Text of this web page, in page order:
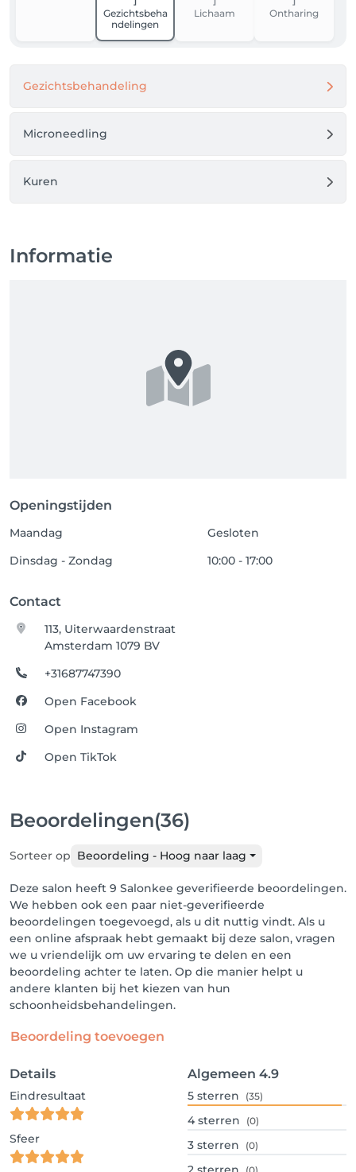
Gezichtsbeha
ndelingen
Lichaam Ontharing
Gezichtsbehandeling
Microneedling
Kuren
Informatie
Openingstijden
Maandag
Gesloten
Dinsdag - Zondag
10:00 - 17:00
Contact
113, Uiterwaardenstraat
Amsterdam 1079 BV
+31687747390
Open Facebook
Open Instagram
Open TikTok
Beoordelingen(36)
Sorteer op Beoordeling - Hoog naar laag
Deze salon heeft 9 Salonkee geverifieerde beoordelingen.
We hebben ook een paar niet-geverifieerde
beoordelingen toegevoegd, als u dit nuttig vindt. Als u
een online afspraak hebt gemaakt bij deze salon, vragen
we u vriendelijk om uw ervaring te delen en een
beoordeling achter te laten. Op die manier helpt u
andere klanten bij het kiezen van hun
schoonheidsbehandelingen.
Beoordeling toevoegen
Details
Eindresultaat
Sfeer
Algemeen 4.9
5 sterren (35)
4 sterren (0)
3 sterren (0)